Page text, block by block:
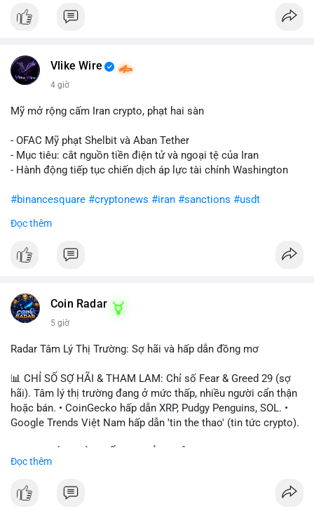
Vlike Wire
4 giờ
Mỹ mở rộng cấm Iran crypto, phạt hai sàn
- OFAC Mỹ phạt Shelbit và Aban Tether
- Mục tiêu: cắt nguồn tiền điện tử và ngoại tệ của Iran
- Hành động tiếp tục chiến dịch áp lực tài chính Washington
#binancesquare #cryptonews #iran #sanctions #usdt
$usdt
#vlikevn #titanbot
Đọc thêm
Coin Radar
5 giờ
Radar Tâm Lý Thị Trường: Sợ hãi và hấp dẫn đồng mơ
📊 CHỈ SỐ SỢ HÃI & THAM LAM: Chỉ số Fear & Greed 29 (sợ
hãi). Tâm lý thị trường đang ở mức thấp, nhiều người cẩn thận
hoặc bán. • CoinGecko hấp dẫn XRP, Pudgy Penguins, SOL. •
Google Trends Việt Nam hấp dẫn 'tin the thao' (tin tức crypto).
ONDO, CASHCAT. • Chủ đề 'tô thị ty na' (tỷ giá) và 'giao thông'
BTC breakout và lệnh long/short.
Đọc thêm